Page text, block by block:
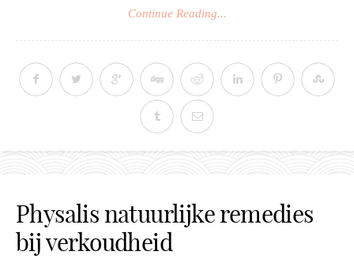
Continue Reading...
Physalis natuurlijke remedies
bij verkoudheid